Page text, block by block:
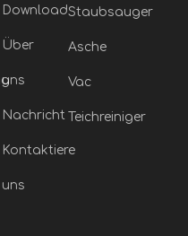
Download
Über
uns
Nachricht
Kontaktiere
uns
Staubsauger
Asche
Vac
Teichreiniger